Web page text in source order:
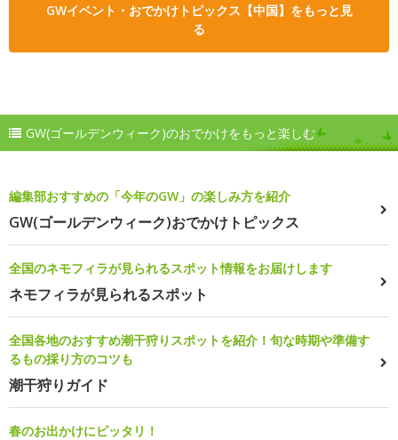
GWイベント・おでかけトピックス【中国】をもっと見
る
GW(ゴールデンウィーク)のおでかけをもっと楽しむ
編集部おすすめの「今年のGW」の楽しみ方を紹介
GW(ゴールデンウィーク)おでかけトピックス
全国のネモフィラが見られるスポット情報をお届けします
ネモフィラが見られるスポット
全国各地のおすすめ潮干狩りスポットを紹介！旬な時期や準備す
るもの採り方のコツも
潮干狩りガイド
春のお出かけにピッタリ！